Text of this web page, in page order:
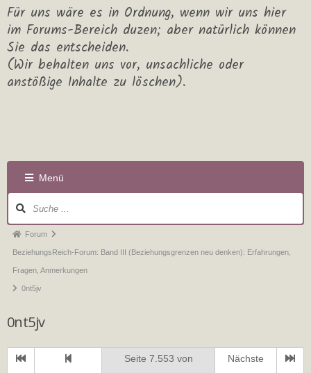
Für uns wäre es in Ordnung, wenn wir uns hier
im Forums-Bereich duzen; aber natürlich können
Sie das entscheiden.
(Wir behalten uns vor, unsachliche oder
anstößige Inhalte zu löschen).
Menü
Forum
BeziehungsReich-Forum: Band III (Beziehungsgrenzen neu denken): Erfahrungen,
Fragen, Anmerkungen
0nt5jv
0nt5jv
Seite 7.553 von
Nächste